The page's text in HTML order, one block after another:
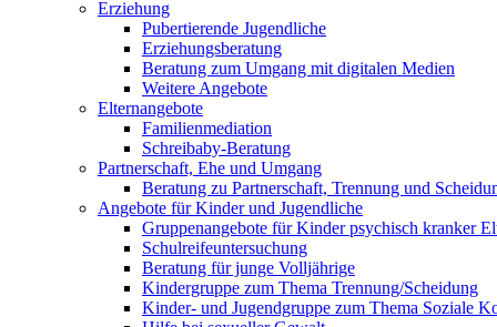
Erziehung
Pubertierende Jugendliche
Erziehungsberatung
Beratung zum Umgang mit digitalen Medien
Weitere Angebote
Elternangebote
Familienmediation
Schreibaby-Beratung
Partnerschaft, Ehe und Umgang
Beratung zu Partnerschaft, Trennung und
Angebote für Kinder und Jugendliche
Gruppenangebote für Kinder psychisch kranker
Schulreifeuntersuchung
Beratung für junge Volljährige
Kindergruppe zum Thema Trennung/Scheidung
Kinder- und Jugendgruppe zum Thema Soziale